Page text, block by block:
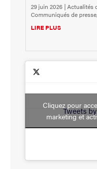
29 juin 2026 |Actualités
Communiqués de presse,
LIRE PLUS
Tweets
Cliquez pour
marketing et